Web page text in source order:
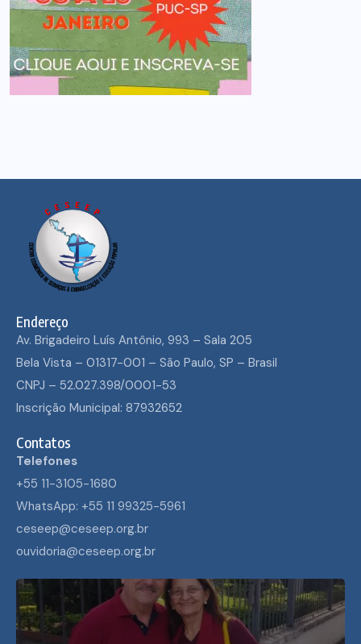
Endereço
Av. Brigadeiro Luís Antônio, 993 – Sala 205
Bela Vista – 01317-001 – São Paulo, SP – Brasil
CNPJ – 52.027.398/0001-53
Inscrição Municipal: 87932652
Contatos
Telefones
+55 11-3105-1680
WhatsApp: +55 11 99325-5961
ceseep@ceseep.org.br
ouvidoria@ceseep.org.br